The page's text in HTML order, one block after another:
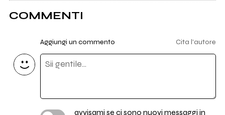
COMMENTI
Aggiungi un commento Cita l'autore
avvisami se ci sono nuovi messaggi in